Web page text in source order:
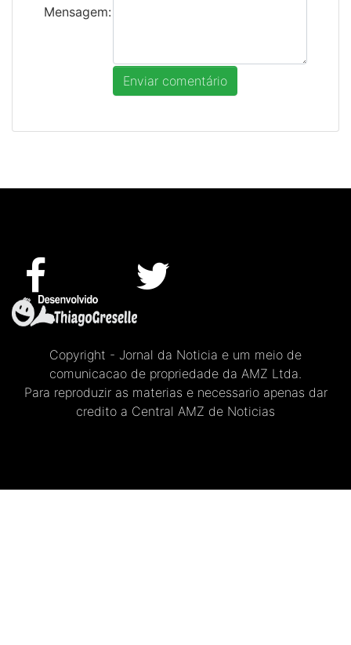
Mensagem:
Copyright - Jornal da Noticia e um meio de
comunicacao de propriedade da AMZ Ltda.
Para reproduzir as materias e necessario apenas dar
credito a Central AMZ de Noticias